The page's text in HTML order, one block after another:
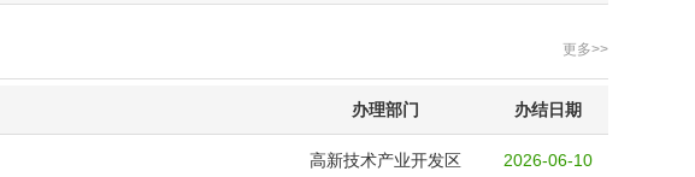
更多>>
办理部门 办结日期
高新技术产业开发区 2026-06-10